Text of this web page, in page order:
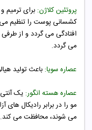
پروتئین کلاژن: برای
کشسانی پوست را تنظیم
افتادگی می گردد و از
می گردد.
عصاره سویا: باعث تولید
عصاره هسته انگور: یک
مو را در برابر رادیکال
می شوند، محافظت می کند.